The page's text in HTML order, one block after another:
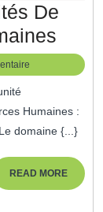
De
Des
De
En
Humaines :
domaine {...}
READ MOREREAD
MORE